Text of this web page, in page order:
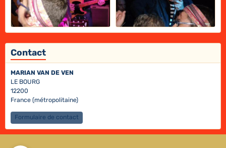
Contact
MARIAN VAN DE VEN
LE BOURG
12200
France (métropolitaine)
Formulaire de contact